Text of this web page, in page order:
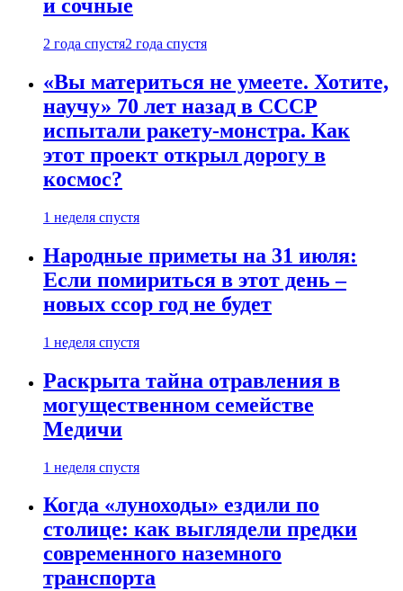
и сочные
2 года спустя2 года спустя
«Вы материться не умеете. Хотите,
научу» 70 лет назад в СССР
испытали ракету-монстра. Как
этот проект открыл дорогу в
космос?
1 неделя спустя
Народные приметы на 31 июля:
Если помириться в этот день –
новых ссор год не будет
1 неделя спустя
Раскрыта тайна отравления в
могущественном семействе
Медичи
1 неделя спустя
Когда «луноходы» ездили по
столице: как выглядели предки
современного наземного
транспорта